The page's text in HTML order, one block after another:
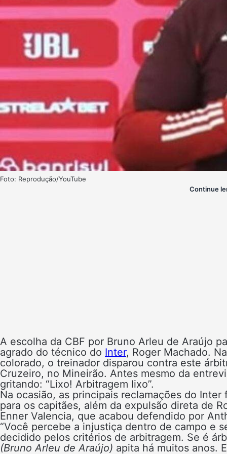
Foto: Reprodução/YouTube
Continue
A escolha da CBF por Bruno Arleu de Araújo
agrado do técnico do Inter, Roger Machado.
colorado, o treinador disparou contra este
Cruzeiro, no Mineirão. Antes mesmo da
gritando: “Lixo! Arbitragem lixo”.
Na ocasião, as principais reclamações do
para os capitães, além da expulsão direta de
Enner Valencia, que acabou defendido por
“Você percebe a injustiça dentro de campo e
decidido pelos critérios de arbitragem. Se é
(Bruno Arleu de Araújo) apita há muitos anos.